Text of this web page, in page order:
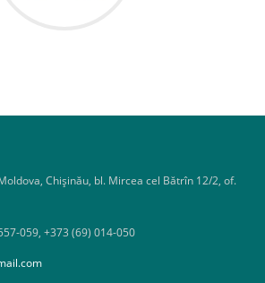
Chișinău, bl. Mircea cel Bătrîn 12/2, of.
059, +373 (69) 014-050